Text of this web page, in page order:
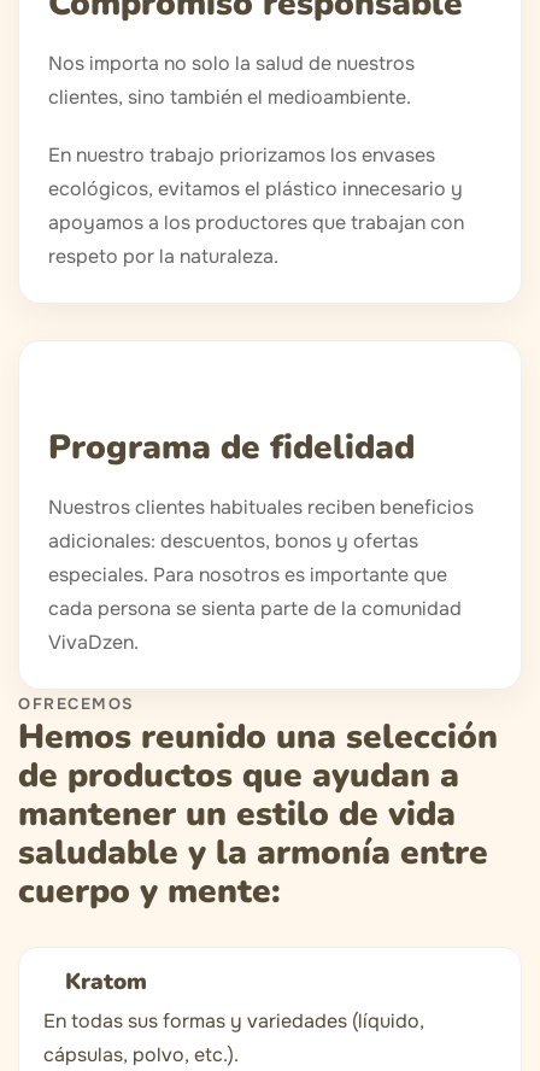
Nos importa no solo la salud de nuestros
clientes, sino también el medioambiente.
En nuestro trabajo priorizamos los envases
ecológicos, evitamos el plástico innecesario y
apoyamos a los productores que trabajan con
respeto por la naturaleza.
Programa de fidelidad
Nuestros clientes habituales reciben beneficios
adicionales: descuentos, bonos y ofertas
especiales. Para nosotros es importante que
cada persona se sienta parte de la comunidad
VivaDzen.
OFRECEMOS
Hemos reunido una selección
de productos que ayudan a
mantener un estilo de vida
saludable y la armonía entre
cuerpo y mente:
Kratom
En todas sus formas y variedades (líquido,
cápsulas, polvo, etc.).